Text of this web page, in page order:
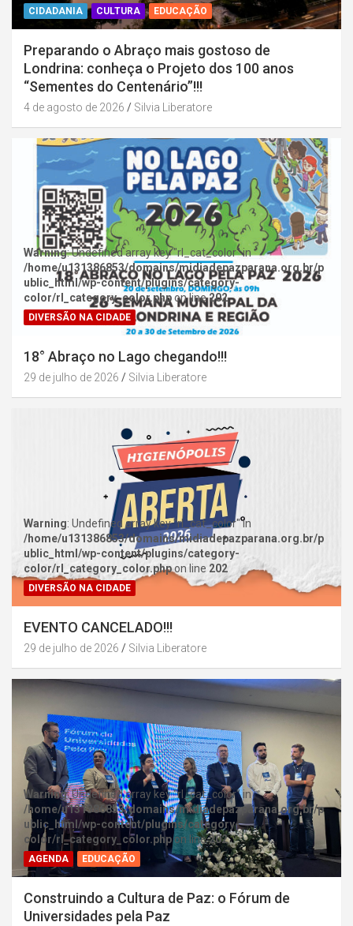
CIDADANIA CULTURA EDUCAÇÃO
Preparando o Abraço mais gostoso de
Londrina: conheça o Projeto dos 100 anos
“Sementes do Centenário”!!!
4 de agosto de 2026 Silvia Liberatore
Warning: Undefined array key "rl_cat_color" in
/home/u131386853/domains/midiadepazparana.org.br/p
ublic_html/wp-content/plugins/category-
color/rl_category_color.phpon line202
DIVERSÃO NA CIDADE
18° Abraço no Lago chegando!!!
29 de julho de 2026 Silvia Liberatore
Warning: Undefined array key "rl_cat_color" in
/home/u131386853/domains/midiadepazparana.org.br/p
ublic_html/wp-content/plugins/category-
color/rl_category_color.phpon line 202
DIVERSÃO NA CIDADE
EVENTO CANCELADO!!!
29 de julho de 2026 Silvia Liberatore
Warning: Undefined array key "rl_cat_color" in
/home/u131386853/domains/midiadepazparana.org.br/p
ublic_html/wp-content/plugins/category-
color/rl_category_color.phpon line202
AGENDA EDUCAÇÃO
Construindo a Cultura de Paz: o Fórum de
Universidades pela Paz